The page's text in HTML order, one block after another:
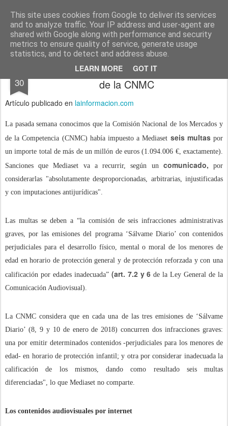
This site uses cookies from Google to deliver its services
and to analyze traffic. Your IP address and user-agent are
shared with Google along with performance and security
metrics to ensure quality of service, generate usage
statistics, and to detect and address abuse.
LEARN MORE GOT IT
menos tecnología y más pedagogía conceptos y reflexiones sobre la sociedad de la información
Pages
30
Las polémicas en televisión... y las multas
de la CNMC
Artículo publicado en lainformacion.com
La pasada semana conocimos que la Comisión Nacional de los Mercados y
de la Competencia (CNMC) había impuesto a Mediaset seis multaspor
un importe total de más de un millón de euros (1.094.006 €, exactamente).
Sanciones que Mediaset va a recurrir, según un comunicado, por
considerarlas "absolutamente desproporcionadas, arbitrarias, injustificadas
y con imputaciones antijurídicas".
Las multas se deben a “la comisión de seis infracciones administrativas
graves, por las emisiones del programa ‘Sálvame Diario’ con contenidos
perjudiciales para el desarrollo físico, mental o moral de los menores de
edad en horario de protección general y de protección reforzada y con una
calificación por edades inadecuada” (art. 7.2 y 6 de la Ley General de la
Comunicación Audiovisual).
La CNMC considera que en cada una de las tres emisiones de ‘Sálvame
Diario’ (8, 9 y 10 de enero de 2018) concurren dos infracciones graves:
una por emitir determinados contenidos -perjudiciales para los menores de
edad- en horario de protección infantil; y otra por considerar inadecuada la
calificación de los mismos, dando como resultado seis multas
diferenciadas", lo que Mediaset no comparte.
Los contenidos audiovisuales por internet